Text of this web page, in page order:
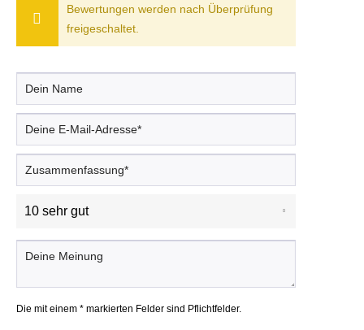
Bewertungen werden nach Überprüfung
freigeschaltet.
Die mit einem * markierten Felder sind Pflichtfelder.